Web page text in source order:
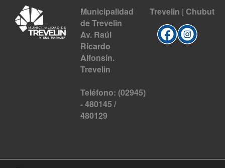
Municipalidad
de Trevelin
Av. Raúl
Ricardo
Alfonsín.
Trevelin
Teléfono: (02945)
- 480145 /
480129
Trevelin | Chubut